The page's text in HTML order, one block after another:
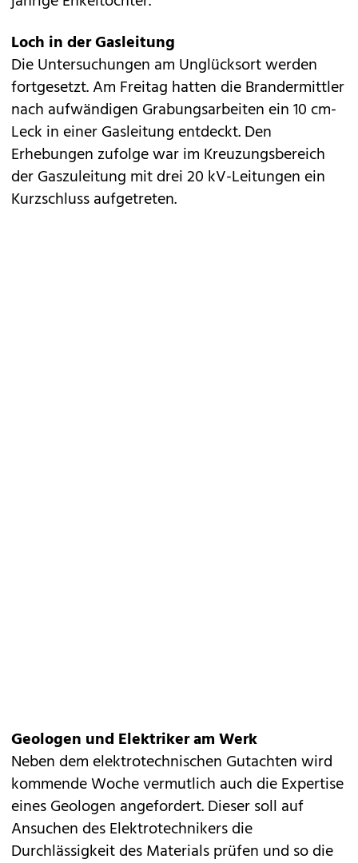
Loch in der Gasleitung
Die Untersuchungen am Unglücksort werden
fortgesetzt. Am Freitag hatten die Brandermittler
nach aufwändigen Grabungsarbeiten ein10 cm-
Leck in einer Gasleitung entdeckt. Den
Erhebungen zufolge war im Kreuzungsbereich
der Gaszuleitung mit drei 20 kV-Leitungen ein
Kurzschluss aufgetreten.
Geologen und Elektriker am Werk
Neben dem elektrotechnischen Gutachten wird
kommende Woche vermutlich auch die Expertise
eines Geologen angefordert. Dieser soll auf
Ansuchen des Elektrotechnikers die
Durchlässigkeit des Materials prüfen und so die